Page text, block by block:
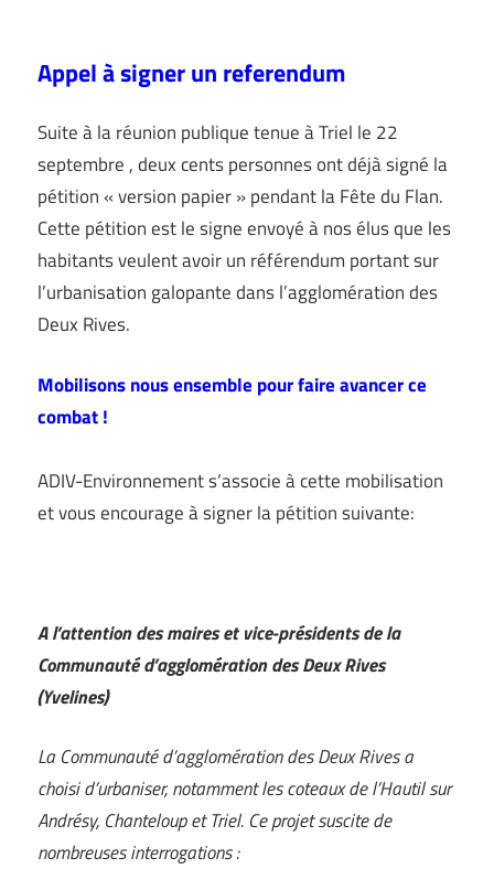
Appel à signer un referendum
Suite à la réunion publique tenue à Triel le 22
septembre , deux cents personnes ont déjà signé la
pétition « version papier » pendant la Fête du Flan.
Cette pétition est le signe envoyé à nos élus que les
habitants veulent avoir un référendum portant sur
l’urbanisation galopante dans l’agglomération des
Deux Rives.
Mobilisons nous ensemble pour faire avancer ce
combat !
ADIV-Environnement s’associe à cette mobilisation
et vous encourage à signer la pétition suivante:
A l’attention des maires et vice-présidents de la
Communauté d’agglomération des Deux Rives
(Yvelines)
La Communauté d’agglomération des Deux Rives a
choisi d’urbaniser, notamment les coteaux de l’Hautil sur
Andrésy, Chanteloup et Triel. Ce projet suscite de
nombreuses interrogations :